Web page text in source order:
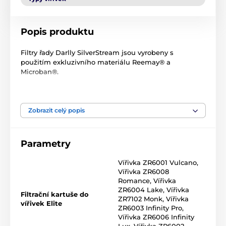
Popis produktu
Filtry řady Darlly SilverStream jsou vyrobeny s
použitím exkluzivního materiálu Reemay® a
Microban®.
antimikrobiální ochranu po celkovou životnost filtrační
patrony.
5krát účinnější než klasické filtrační kartuše.
Kartušový filtr SC714 Stream Microban k našroubování do
skimmeru pomáhá udržovat čistou vodu ve vířivých vanách, či
bazénech. Filtrační vložka je nezbytná pro činnost filtračního
čerpadla.
Filtrační vložka by se měla vyměňovat jednou ročně, nebo dle
Zobrazit celý popis
Parametry
Filtrační kartuše do
vířivek Elite
Vířivka ZR6001 Vulcano,
Vířivka ZR6008
Romance, Vířivka
ZR6004 Lake, Vířivka
ZR7102 Monk, Vířivka
ZR6003 Infinity Pro,
Vířivka ZR6006 Infinity